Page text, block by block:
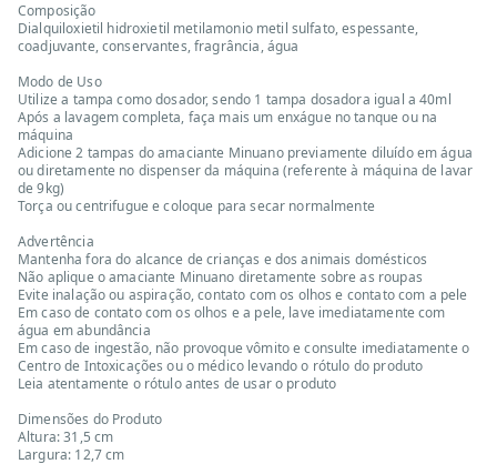
Composição
Dialquiloxietil hidroxietil metilamonio metil sulfato, espessante,
coadjuvante, conservantes, fragrância, água
Modo de Uso
Utilize a tampa como dosador, sendo 1 tampa dosadora igual a 40ml
Após a lavagem completa, faça mais um enxágue no tanque ou na
máquina
Adicione 2 tampas do amaciante Minuano previamente diluído em água
ou diretamente no dispenser da máquina (referente à máquina de lavar
de 9kg)
Torça ou centrifugue e coloque para secar normalmente
Advertência
Mantenha fora do alcance de crianças e dos animais domésticos
Não aplique o amaciante Minuano diretamente sobre as roupas
Evite inalação ou aspiração, contato com os olhos e contato com a pele
Em caso de contato com os olhos e a pele, lave imediatamente com
água em abundância
Em caso de ingestão, não provoque vômito e consulte imediatamente o
Centro de Intoxicações ou o médico levando o rótulo do produto
Leia atentamente o rótulo antes de usar o produto
Dimensões do Produto
Altura: 31,5 cm
Largura: 12,7 cm